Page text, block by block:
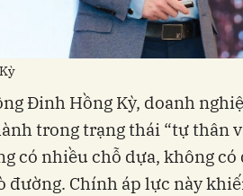
Đinh Hồng Kỳ, doanh
trong trạng thái “tự thân
có nhiều chỗ dựa, không
đường. Chính áp lực này